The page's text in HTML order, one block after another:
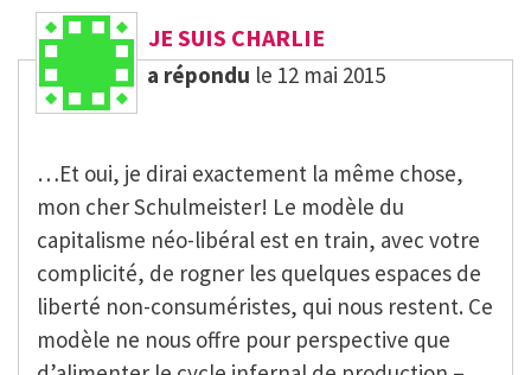
JE SUIS CHARLIE
a répondu le 12 mai 2015
…Et oui, je dirai exactement la même chose,
mon cher Schulmeister! Le modèle du
capitalisme néo-libéral est en train, avec votre
complicité, de rogner les quelques espaces de
liberté non-consuméristes, qui nous restent. Ce
modèle ne nous offre pour perspective que